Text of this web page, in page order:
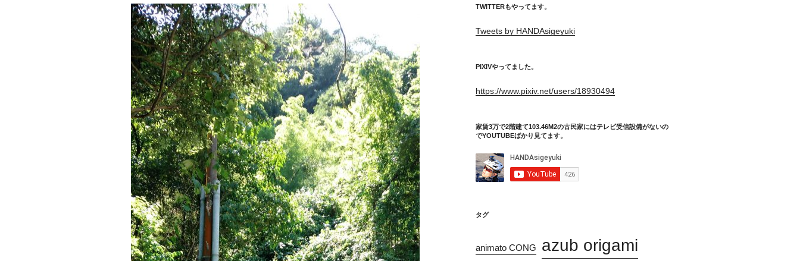
TWITTERもやってます。
Tweets by HANDAsigeyuki
PIXIVやってました。
https://www.pixiv.net/users/18930494
家賃3万で2階建て103.46M2の古民家にはテレビ受信設備がないの
でYOUTUBEばかり見てます。
タグ
animato CONG azub origami